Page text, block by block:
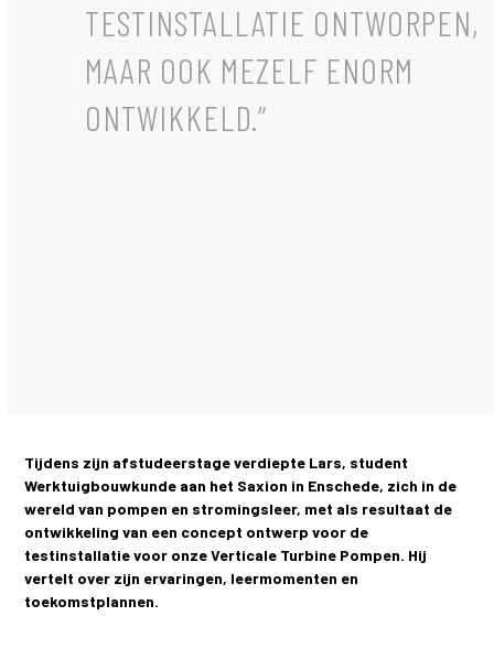
TESTINSTALLATIE ONTWORPEN,
MAAR OOK MEZELF ENORM
ONTWIKKELD.”
Tijdens zijn afstudeerstage verdiepte Lars, student
Werktuigbouwkunde aan het Saxion in Enschede, zich in de
wereld van pompen en stromingsleer, met als resultaat de
ontwikkeling van een concept ontwerp voor de
testinstallatie voor onze Verticale Turbine Pompen. Hij
vertelt over zijn ervaringen, leermomenten en
toekomstplannen.